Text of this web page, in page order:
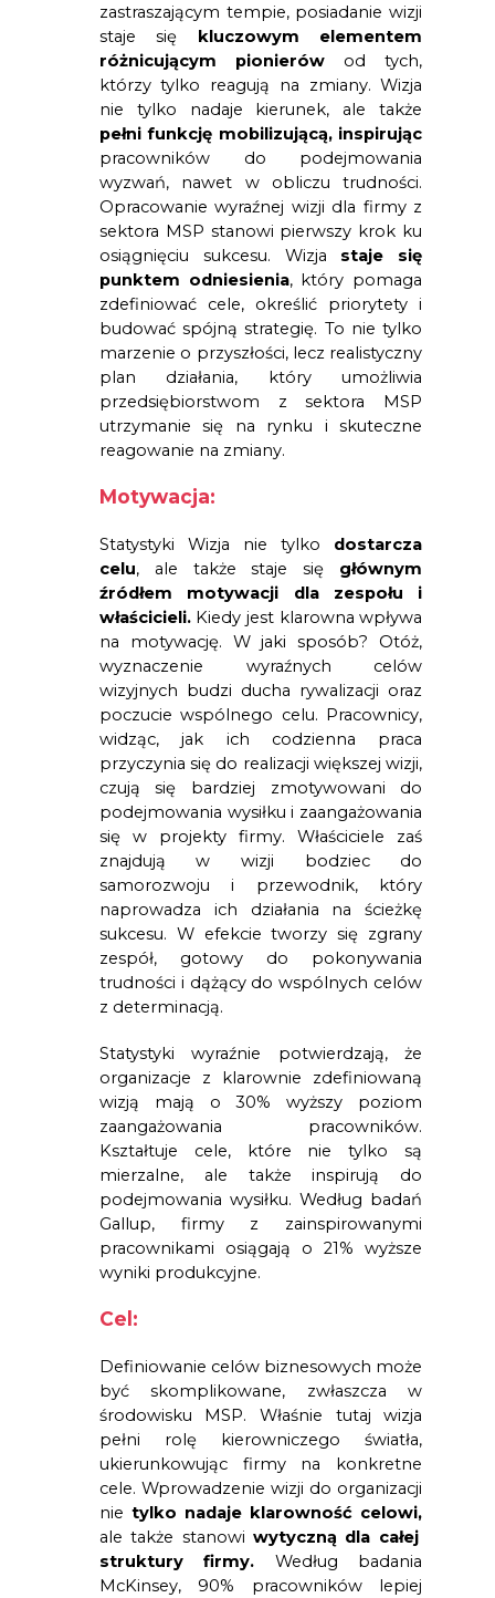
zastraszającym tempie, posiadanie wizji
staje się kluczowym elementem
różnicującym pionierów od tych,
którzy tylko reagują na zmiany. Wizja
pełni funkcję mobilizującą, inspirując
pracowników do podejmowania
wyzwań, nawet w obliczu trudności.
Opracowanie wyraźnej wizji dla firmy z
sektora MSP stanowi pierwszy krok ku
osiągnięciu sukcesu. Wizja staje się
punktem odniesienia, który pomaga
zdefiniować cele, określić priorytety i
budować spójną strategię. To nie tylko
marzenie o przyszłości, lecz realistyczny
plan działania, który umożliwia
przedsiębiorstwom z sektora MSP
utrzymanie się na rynku i skuteczne
reagowanie na zmiany.
Motywacja:
Statystyki Wizja nie tylko dostarcza
celu, ale także staje się głównym
źródłem motywacji dla zespołu i
właścicieli.Kiedy jest klarowna wpływa
na motywację. W jaki sposób? Otóż,
wyznaczenie wyraźnych celów
wizyjnych budzi ducha rywalizacji oraz
poczucie wspólnego celu. Pracownicy,
widząc, jak ich codzienna praca
przyczynia się do realizacji większej wizji,
czują się bardziej zmotywowani do
podejmowania wysiłku i zaangażowania
się w projekty firmy. Właściciele zaś
znajdują w wizji bodziec do
samorozwoju i przewodnik, który
naprowadza ich działania na ścieżkę
sukcesu. W efekcie tworzy się zgrany
zespół, gotowy do pokonywania
trudności i dążący do wspólnych celów
z determinacją.
Statystyki wyraźnie potwierdzają, że
organizacje z klarownie zdefiniowaną
wizją mają o 30% wyższy poziom
zaangażowania pracowników.
Kształtuje cele, które nie tylko są
mierzalne, ale także inspirują do
podejmowania wysiłku. Według badań
Gallup, firmy z zainspirowanymi
pracownikami osiągają o 21% wyższe
wyniki produkcyjne.
Cel:
Definiowanie celów biznesowych może
być skomplikowane, zwłaszcza w
środowisku MSP. Właśnie tutaj wizja
pełni rolę kierowniczego światła,
ukierunkowując firmy na konkretne
cele. Wprowadzenie wizji do organizacji
nie tylko nadaje klarowność celowi,
ale także stanowi wytyczną dla całej
struktury firmy. Według badania
McKinsey, 90% pracowników lepiej